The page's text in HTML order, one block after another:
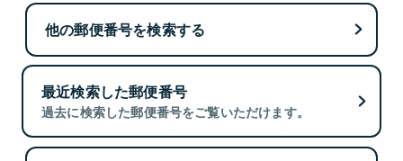
他の郵便番号を検索する
最近検索した郵便番号
過去に検索した郵便番号をご覧いただけます。